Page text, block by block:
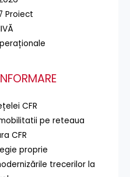
Proiect
CFR
pe reteaua
CFR
proprie
trecerilor la